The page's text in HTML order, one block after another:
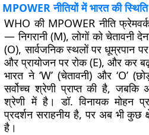
MPOWER नीतियों में भारत की स्थिति
WHO की MPOWER नीति
— निगरानी (M), लोगों को चेतावनी
(O), सार्वजनिक स्थलों पर धूम्रपान
और प्रायोजन पर रोक (E), और कर
भारत ने ‘W’ (चेतावनी) और ‘O’
सर्वोच्च श्रेणी प्राप्त की है, जबकि
श्रेणी में है। डॉ. विनायक मोहन
प्रदर्शन सराहनीय है, पर अब भी कुछ
है।